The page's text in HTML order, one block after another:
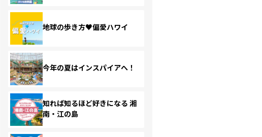
地球の歩き方♥偏愛ハワイ
今年の夏はインスパイアへ！
知れば知るほど好きになる 湘
南・江の島